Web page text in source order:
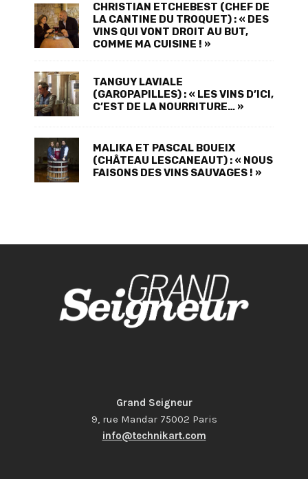
CHRISTIAN ETCHEBEST (CHEF DE
LA CANTINE DU TROQUET) : « DES
VINS QUI VONT DROIT AU BUT,
COMME MA CUISINE ! »
TANGUY LAVIALE
(GAROPAPILLES) : « LES VINS D’ICI,
C’EST DE LA NOURRITURE… »
MALIKA ET PASCAL BOUEIX
(CHÂTEAU LESCANEAUT) : « NOUS
FAISONS DES VINS SAUVAGES ! »
Grand Seigneur
9, rue Mandar 75002 Paris
info@technikart.com